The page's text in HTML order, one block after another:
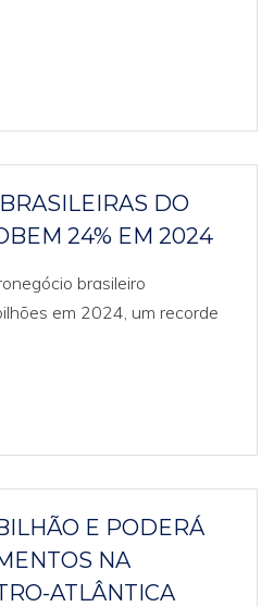
DO
24% EM 2024
brasileiro
em 2024, um recorde
E PODERÁ
NA
ATLÂNTICA